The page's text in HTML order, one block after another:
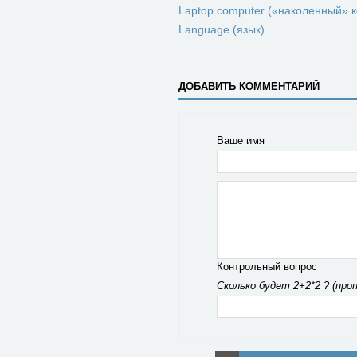
Laptop computer («наколенный»
Language (язык)
ДОБАВИТЬ КОММЕНТАРИЙ
Ваше имя
Контрольный вопрос
Сколько будет 2+2*2 ?